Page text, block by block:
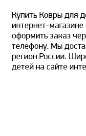
Купить Ковры для
интернет-
оформить заказ
телефону. Мы
регион России.
детей на сайте